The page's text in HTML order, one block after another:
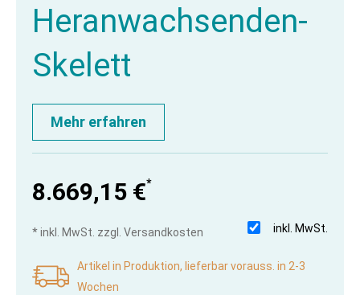
Heranwachsenden-
Skelett
Mehr erfahren
8.669,15 €*
inkl. MwSt.
* inkl. MwSt. zzgl. Versandkosten
Artikel in Produktion, lieferbar vorauss. in 2-3
Wochen